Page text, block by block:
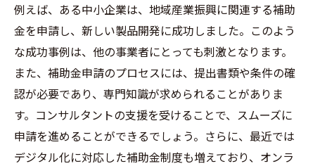
例えば、ある中小企業は、地域産業振興に関連する補助
金を申請し、新しい製品開発に成功しました。このよう
な成功事例は、他の事業者にとっても刺激となります。
また、補助金申請のプロセスには、提出書類や条件の確
認が必要であり、専門知識が求められることがありま
す。コンサルタントの支援を受けることで、スムーズに
申請を進めることができるでしょう。さらに、最近では
デジタル化に対応した補助金制度も増えており、オンラ